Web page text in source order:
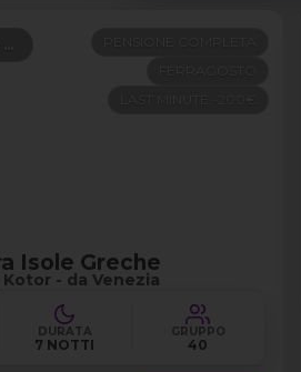
Isole Greche
- da Venezia
DURATA
7 NOTTI
GRUPPO
40